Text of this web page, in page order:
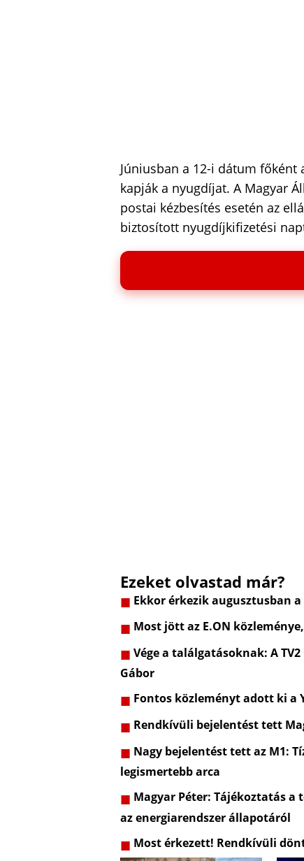
Júniusban a 12-i dátum főként
kapják a nyugdíjat. A Magyar
postai kézbesítés esetén az
biztosított nyugdíjkifizetési
Ezeket olvastad már?
Ekkor érkezik augusztusban
Most jött az E.ON
Vége a találgatásoknak: A
Gábor
Fontos közleményt adott ki a
Rendkívüli bejelentést tett
Nagy bejelentést tett az M1:
legismertebb arca
Magyar Péter: Tájékoztatás
az energiarendszer állapotáról
Most érkezett! Rendkívüli